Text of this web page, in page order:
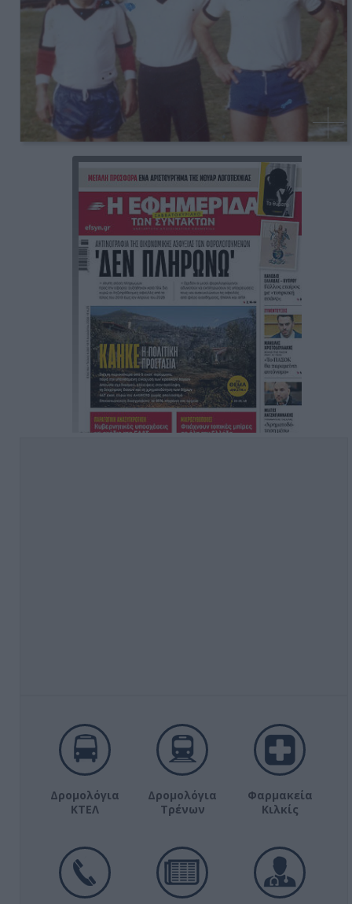
Δρομολόγια
ΚΤΕΛ
Δρομολόγια
Τρένων
Φαρμακεία
Κιλκίς